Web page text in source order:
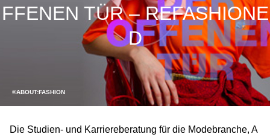
FFENEN TÜR – REFASHIONE
D
©ABOUT:FASHION
Die Studien- und Karriereberatung für die Modebranche, A